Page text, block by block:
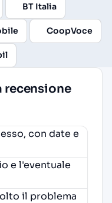
BT Italia
CoopVoce
recensione
con date e
e l'eventuale
il problema